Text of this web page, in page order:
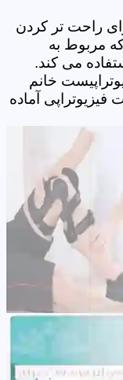
راحت تر کردن
مربوط به
می کند.
خانم
فیزیوتراپی آماده